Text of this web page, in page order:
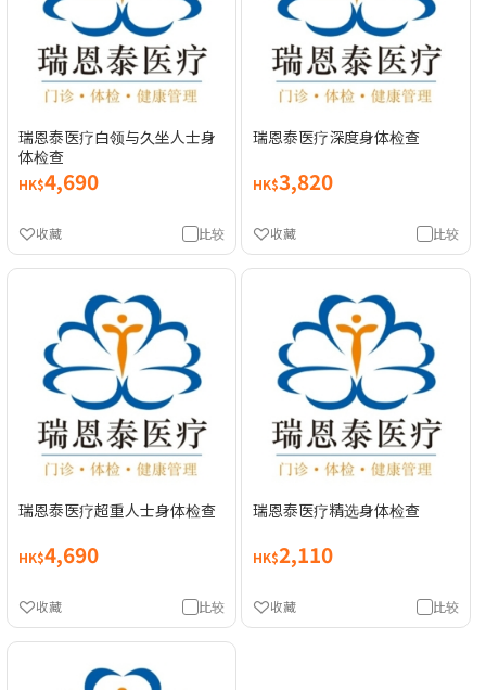
瑞恩泰医疗白领与久坐人士身
体检查
HK$4,690
比较
收藏
瑞恩泰医疗深度身体检查
HK$3,820
比较
收藏
瑞恩泰医疗超重人士身体检查
HK$4,690
比较
收藏
瑞恩泰医疗精选身体检查
HK$2,110
比较
收藏